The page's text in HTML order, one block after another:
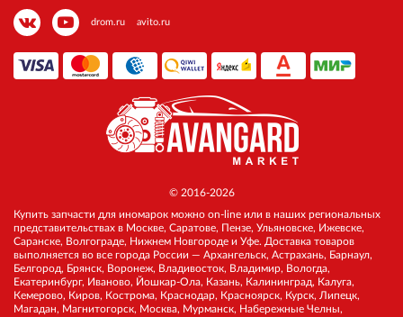
drom.ru avito.ru
© 2016-2026
Купить запчасти для иномарок можно on-line или в наших региональных
представительствах в Москве, Саратове, Пензе, Ульяновске, Ижевске,
Саранске, Волгограде, Нижнем Новгороде и Уфе. Доставка товаров
выполняется во все города России — Архангельск, Астрахань, Барнаул,
Белгород, Брянск, Воронеж, Владивосток, Владимир, Вологда,
Екатеринбург, Иваново, Йошкар-Ола, Казань, Калининград, Калуга,
Кемерово, Киров, Кострома, Краснодар, Красноярск, Курск, Липецк,
Магадан, Магнитогорск, Москва, Мурманск, Набережные Челны,